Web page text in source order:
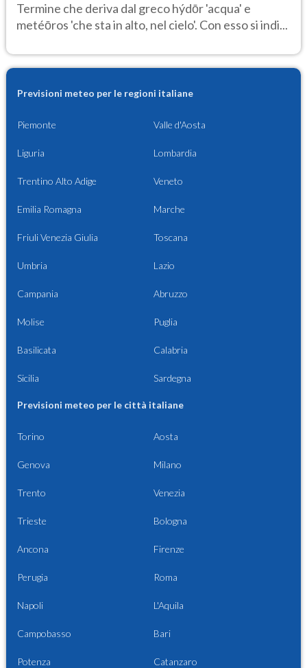
Termine che deriva dal greco hýdōr 'acqua' e
metéōros 'che sta in alto, nel cielo'. Con esso si indi...
Previsioni meteo per le regioni italiane
Piemonte Valle d'Aosta
Liguria Lombardia
Trentino Alto Adige Veneto
Emilia Romagna Marche
Friuli Venezia Giulia Toscana
Umbria Lazio
Campania Abruzzo
Molise Puglia
Basilicata Calabria
Sicilia Sardegna
Previsioni meteo per le città italiane
Torino Aosta
Genova Milano
Trento Venezia
Trieste Bologna
Ancona Firenze
Perugia Roma
Napoli L'Aquila
Campobasso Bari
Potenza Catanzaro